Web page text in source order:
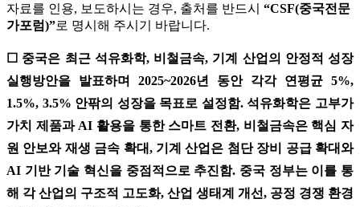
자료를 인용, 보도하시는 경우, 출처를 반드시 “CSF(중국전문
가포럼)”로 명시해 주시기 바랍니다.
☐ 중국은 최근 석유화학, 비철금속, 기계 산업의 안정적 성장
실행방안을 발표하며 2025~2026년 동안 각각 연평균 5%,
1.5%, 3.5% 안팎의 성장을 목표로 설정함. 석유화학은 고부가
가치 제품과 AI 활용을 통한 스마트 전환, 비철금속은 핵심 자
원 안보와 재생 금속 확대, 기계 산업은 첨단 장비 공급 확대와
AI 기반 기술 혁신을 중점적으로 추진함. 중국 정부는 이를 통
해 각 산업의 구조적 고도화, 산업 생태계 개선, 공정 경쟁 환경